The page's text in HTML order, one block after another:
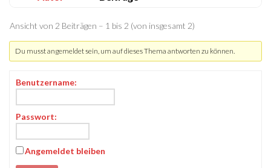
Ansicht von 2 Beiträgen – 1 bis 2 (von insgesamt 2)
Du musst angemeldet sein, um auf dieses Thema antworten zu können.
Benutzername:
Passwort:
Angemeldet bleiben